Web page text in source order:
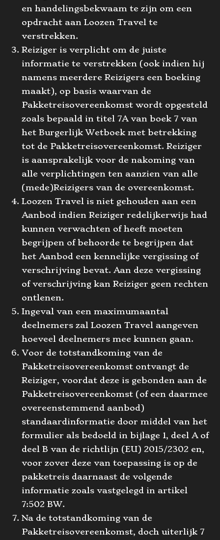
en handelingsbekwaam te zijn om een
opdracht aan Loozen Travel te
verstrekken.
Reiziger is verplicht om de juiste
informatie te verstrekken (ook indien hij
namens meerdere Reizigers een boeking
maakt), op basis waarvan de
Pakketreisovereenkomst wordt opgesteld
zoals bepaald in titel 7A van boek 7 van
het Burgerlijk Wetboek met betrekking
tot de Pakketreisovereenkomst. Reiziger
is aansprakelijk voor de nakoming van
alle verplichtingen ten aanzien van alle
(mede)Reizigers van de overeenkomst.
Loozen Travel is niet gehouden aan een
Aanbod indien Reiziger redelijkerwijs had
kunnen verwachten of heeft moeten
begrijpen of behoorde te begrijpen dat
het Aanbod een kennelijke vergissing of
verschrijving bevat. Aan deze vergissing
of verschrijving kan Reiziger geen rechten
ontlenen.
Ingeval van een maximumaantal
deelnemers zal Loozen Travel aangeven
hoeveel deelnemers mee kunnen gaan.
Voor de totstandkoming van de
Pakketreisovereenkomst ontvangt de
Reiziger, voordat deze is gebonden aan de
Pakketreisovereenkomst (of een daarmee
overeenstemmend aanbod)
standaardinformatie door middel van het
formulier als bedoeld in bijlage 1, deel A of
deel B van de richtlijn (EU) 2015/2302 en,
voor zover deze van toepassing is op de
pakketreis daarnaast de volgende
informatie zoals vastgelegd in artikel
7:502 BW.
Na de totstandkoming van de
Pakketreisovereenkomst, doch uiterlijk 7